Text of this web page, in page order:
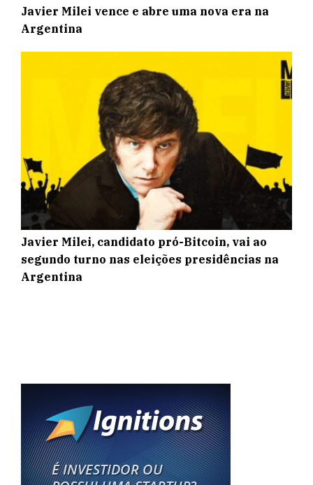
Javier Milei vence e abre uma nova era na
Argentina
Javier Milei, candidato pró-Bitcoin, vai ao
segundo turno nas eleições presidências na
Argentina